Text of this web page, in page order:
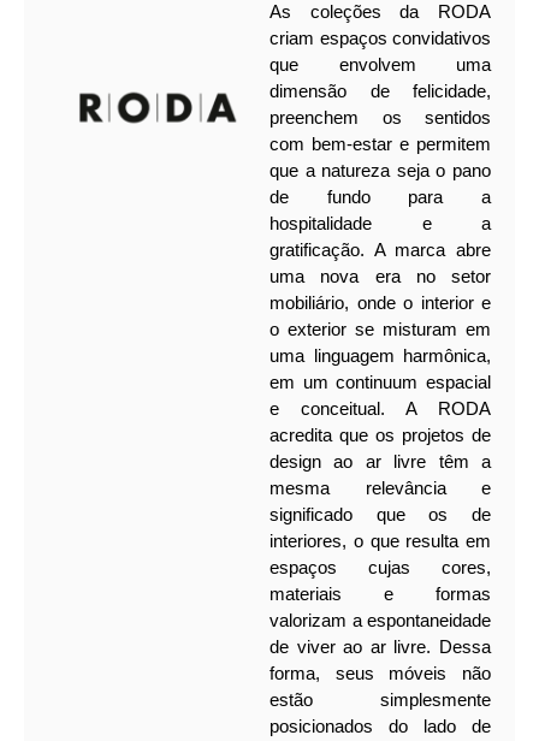
As coleções da RODA
criam espaços convidativos
que envolvem uma
dimensão de felicidade,
preenchem os sentidos
com bem-estar e permitem
que a natureza seja o pano
de fundo para a
hospitalidade e a
gratificação. A marca abre
uma nova era no setor
mobiliário, onde o interior e
o exterior se misturam em
uma linguagem harmônica,
em um continuum espacial
e conceitual. A RODA
acredita que os projetos de
design ao ar livre têm a
mesma relevância e
significado que os de
interiores, o que resulta em
espaços cujas cores,
materiais e formas
valorizam a espontaneidade
de viver ao ar livre. Dessa
forma, seus móveis não
estão simplesmente
posicionados do lado de